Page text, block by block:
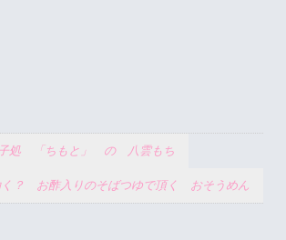
処 「ちもと」 の 八雲もち
く？ お酢入りのそばつゆで頂く おそうめん